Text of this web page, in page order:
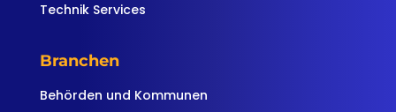
Technik Services
Branchen
Behörden und Kommunen